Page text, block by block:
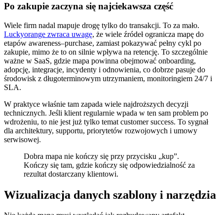
Po zakupie zaczyna się najciekawsza część
Wiele firm nadal mapuje drogę tylko do transakcji. To za mało.
Luckyorange zwraca uwagę, że wiele źródeł ogranicza mapę do
etapów awareness–purchase, zamiast pokazywać pełny cykl po
zakupie, mimo że to on silnie wpływa na retencję. To szczególnie
ważne w SaaS, gdzie mapa powinna obejmować onboarding,
adopcję, integracje, incydenty i odnowienia, co dobrze pasuje do
środowisk z długoterminowym utrzymaniem, monitoringiem 24/7 i
SLA.
W praktyce właśnie tam zapada wiele najdroższych decyzji
technicznych. Jeśli klient regularnie wpada w ten sam problem po
wdrożeniu, to nie jest już tylko temat customer success. To sygnał
dla architektury, supportu, priorytetów rozwojowych i umowy
serwisowej.
Dobra mapa nie kończy się przy przycisku „kup”.
Kończy się tam, gdzie kończy się odpowiedzialność za
rezultat dostarczany klientowi.
Wizualizacja danych szablony i narzędzia